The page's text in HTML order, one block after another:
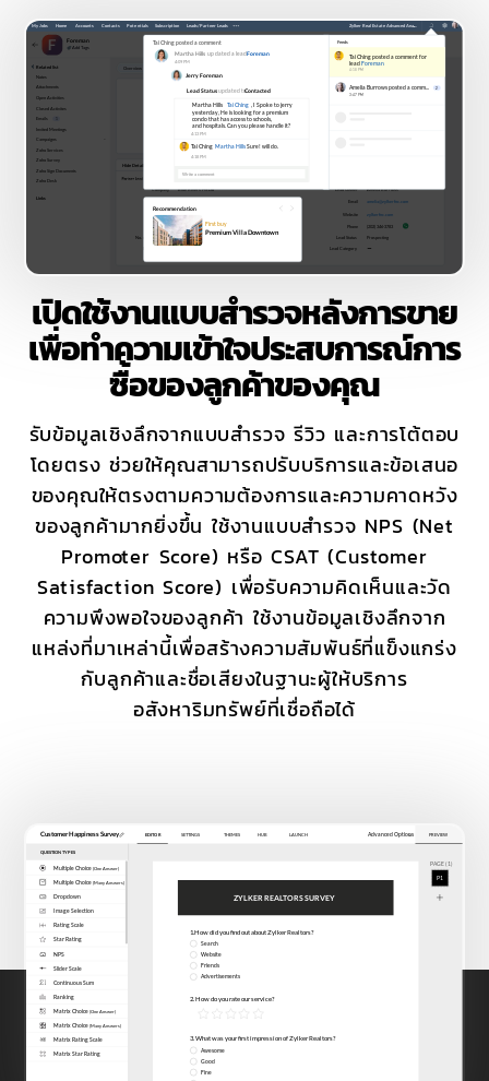
เปิดใช้งานแบบสำรวจหลังการขาย
เพื่อทำความเข้าใจประสบการณ์การ
ซื้อของลูกค้าของคุณ
รับข้อมูลเชิงลึกจากแบบสำรวจ รีวิว และการโต้ตอบ
โดยตรง ช่วยให้คุณสามารถปรับบริการและข้อเสนอ
ของคุณให้ตรงตามความต้องการและความคาดหวัง
ของลูกค้ามากยิ่งขึ้น ใช้งานแบบสำรวจ NPS (Net
Promoter Score) หรือ CSAT (Customer
Satisfaction Score) เพื่อรับความคิดเห็นและวัด
ความพึงพอใจของลูกค้า ใช้งานข้อมูลเชิงลึกจาก
แหล่งที่มาเหล่านี้เพื่อสร้างความสัมพันธ์ที่แข็งแกร่ง
กับลูกค้าและชื่อเสียงในฐานะผู้ให้บริการ
อสังหาริมทรัพย์ที่เชื่อถือได้